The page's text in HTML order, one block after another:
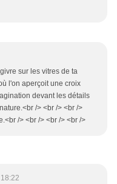
sur les vitres de ta
l'on aperçoit une croix
devant les détails
/> <br /> <br />
/> <br /> <br /> <br />